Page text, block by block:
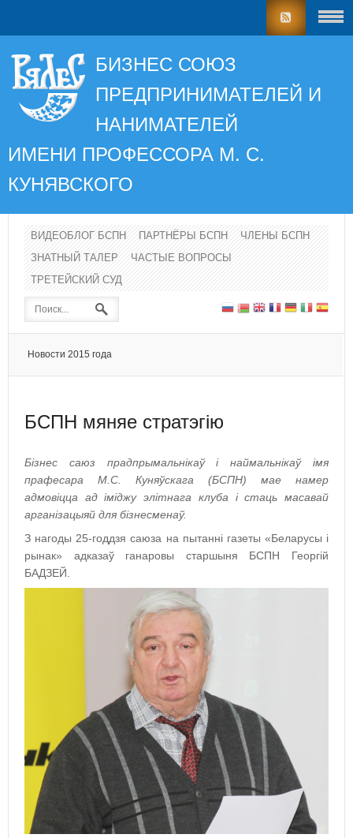
БИЗНЕС СОЮЗ
ПРЕДПРИНИМАТЕЛЕЙ И
НАНИМАТЕЛЕЙ
ИМЕНИ ПРОФЕССОРА М. С.
КУНЯВСКОГО
ВИДЕОБЛОГ БСПН ПАРТНЁРЫ БСПН
ЧЛЕНЫ БСПН
ЗНАТНЫЙ ТАЛЕР
ЧАСТЫЕ ВОПРОСЫ
ТРЕТЕЙСКИЙ СУД
Новости 2015 года
БСПН мяняе стратэгію
Бізнес саюз прадпрымальнікаў і наймальнікаў імя
прафесара М.С. Куняўскага (БСПН) мае намер
адмовіцца ад іміджу элітнага клуба і стаць масавай
арганізацыяй для бізнесменаў.
З нагоды 25-годдзя саюза на пытанні газеты «Беларусы і
рынак» адказаў ганаровы старшыня БСПН Георгій
БАДЗЕЙ.